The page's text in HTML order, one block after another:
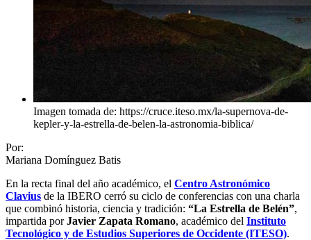
Imagen tomada de: https://cruce.iteso.mx/la-supernova-de-
kepler-y-la-estrella-de-belen-la-astronomia-biblica/
Por:
Mariana Domínguez Batis
En la recta final del año académico, el Centro Astronómico
Clavius de la IBERO cerró su ciclo de conferencias con una charla
que combinó historia, ciencia y tradición: “La Estrella de Belén”,
impartida porJavier Zapata Romano, académico del Instituto
Tecnológico y de Estudios Superiores de Occidente (ITESO).